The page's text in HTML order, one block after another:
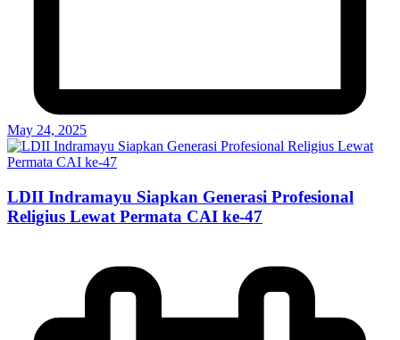
May 24, 2025
LDII Indramayu Siapkan Generasi Profesional
Religius Lewat Permata CAI ke-47